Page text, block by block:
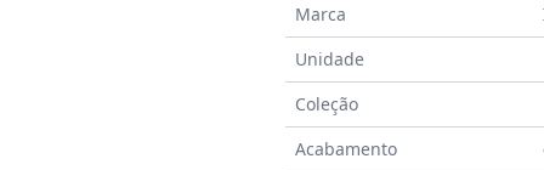
Marca
Unidade
Coleção
Acabamento